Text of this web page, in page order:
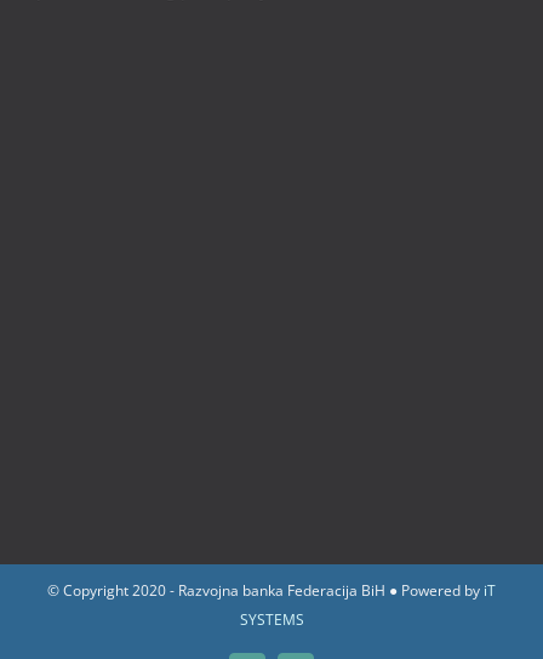
© Copyright 2020 - Razvojna banka Federacija BiH ● Powered by iT
SYSTEMS